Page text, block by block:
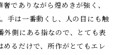
でありながら煌めきが強く、
手は一番動くし、人の目にも触
外側にある指なので、とても表
めるだけで、所作がとてもエレ